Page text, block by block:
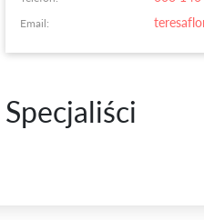
Email:
Specjaliści